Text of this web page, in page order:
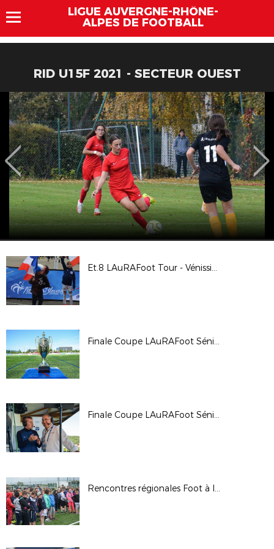
LIGUE AUVERGNE-RHÔNE-
ALPES DE FOOTBALL
RID U15F 2021 - SECTEUR OUEST
Et.8 LAuRAFoot Tour - Vénissieux
Finale Coupe LAuRAFoot Séniors Masculins 2019
Finale Coupe LAuRAFoot Séniors Féminines 2019
Rencontres régionales Foot à l'École - 2019